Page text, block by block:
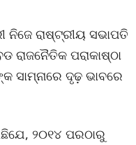
ନିଜେ ରାଷ୍ଟ୍ରୀୟ ସଭାପତି
ରାଜନୈତିକ ପରାକାଷ୍ଠା
ସାମ୍ନାରେ ଦୃଢ଼ ଭାବରେ
୨୦୧୪ ପରଠାରୁ